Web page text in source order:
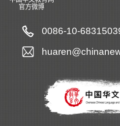
官方微博
0086-10-